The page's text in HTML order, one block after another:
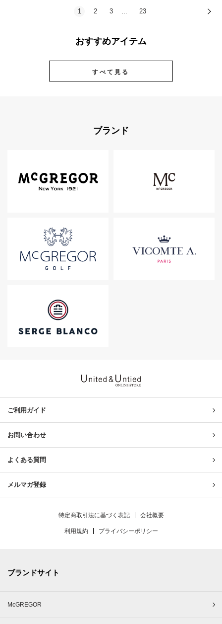
1 2 3 … 23
おすすめアイテム
すべて見る
ブランド
ご利用ガイド
お問い合わせ
よくある質問
メルマガ登録
特定商取引法に基づく表記 会社概要
利用規約 プライバシーポリシー
ブランドサイト
McGREGOR